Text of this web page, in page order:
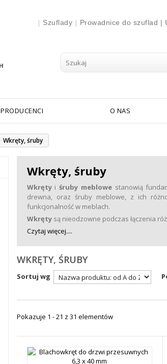
| Szuflady | Prowadnice do szuflad |
PRODUCENCI O NAS
Wkręty, śruby
Wkręty, śruby
Wkrętyiśruby meblowestanowią
drewna, oraz śruby meblowe, z ich
funkcjonalność w meblach.
Wkrętysą nieodzowne podczas łączenia
Czytaj więcej....
WKRĘTY, ŚRUBY
Sortuj wg
Pokazuje 1 - 21 z 31 elementów